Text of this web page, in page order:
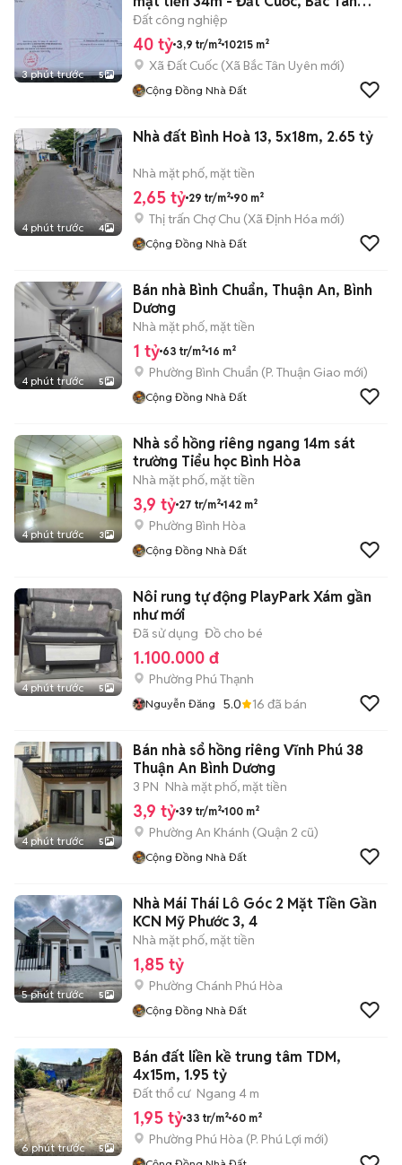
3 phút trước 5
Uyên
Đất công nghiệp
40 tỷ 3,9 tr/m² 10215 m²
Xã Đất Cuốc (Xã Bắc Tân Uyên mới)
Cộng Đồng Nhà Đất
4 phút trước 4
Nhà đất Bình Hoà 13, 5x18m, 2.65 tỷ
Nhà mặt phố, mặt tiền
2,65 tỷ 29 tr/m² 90 m²
Thị trấn Chợ Chu (Xã Định Hóa mới)
Cộng Đồng Nhà Đất
4 phút trước 5
Bán nhà Bình Chuẩn, Thuận An, Bình
Dương
Nhà mặt phố, mặt tiền
1 tỷ 63 tr/m² 16 m²
Phường Bình Chuẩn (P. Thuận Giao mới)
Cộng Đồng Nhà Đất
4 phút trước 3
Nhà sổ hồng riêng ngang 14m sát
trường Tiểu học Bình Hòa
Nhà mặt phố, mặt tiền
3,9 tỷ 27 tr/m² 142 m²
Phường Bình Hòa
Cộng Đồng Nhà Đất
4 phút trước 5
Nôi rung tự động PlayPark Xám gần
như mới
Đã sử dụng Đồ cho bé
1.100.000 đ
Phường Phú Thạnh
Nguyễn Đăng 5.0 16 đã bán
4 phút trước 5
Bán nhà sổ hồng riêng Vĩnh Phú 38
Thuận An Bình Dương
3 PN Nhà mặt phố, mặt tiền
3,9 tỷ 39 tr/m² 100 m²
Phường An Khánh (Quận 2 cũ)
Cộng Đồng Nhà Đất
5 phút trước 5
Nhà Mái Thái Lô Góc 2 Mặt Tiền Gần
KCN Mỹ Phước 3, 4
Nhà mặt phố, mặt tiền
1,85 tỷ
Phường Chánh Phú Hòa
Cộng Đồng Nhà Đất
6 phút trước 5
Bán đất liền kề trung tâm TDM,
4x15m, 1.95 tỷ
Đất thổ cư Ngang 4 m
1,95 tỷ 33 tr/m² 60 m²
Phường Phú Hòa (P. Phú Lợi mới)